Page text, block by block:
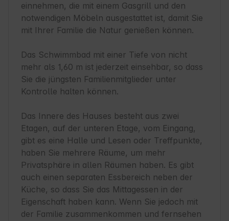
einnehmen, die mit einem Gasgrill und den
notwendigen Möbeln ausgestattet ist, damit Sie
mit Ihrer Familie die Natur genießen können.
Das Schwimmbad mit einer Tiefe von nicht
mehr als 1,60 m ist jederzeit einsehbar, so dass
Sie die jüngsten Familienmitglieder unter
Kontrolle halten können.
Das Innere des Hauses besteht aus zwei
Etagen, auf der unteren Etage, vom Eingang,
gibt es eine Halle und Lesen oder Treffpunkte,
haben Sie mehrere Räume, um mehr
Privatsphäre in allen Räumen haben. Es gibt
auch einen separaten Essbereich neben der
Küche, so dass Sie das Mittagessen in der
Eigenschaft haben kann. Wenn Sie jedoch mit
der Familie zusammenkommen und fernsehen